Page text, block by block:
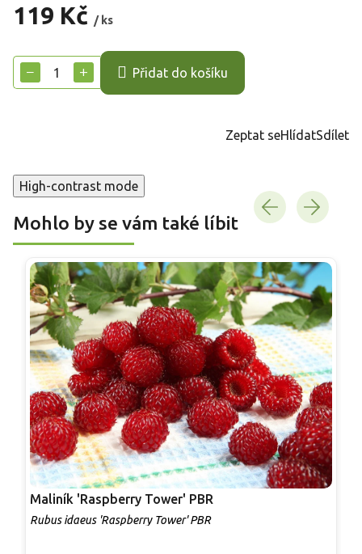
119 Kč / ks
cena:
+
− Přidat do košíku
Zeptat seHlídatSdílet
High-contrast mode
Mohlo by se vám také líbit
Maliník 'Raspberry Tower' PBR
Rubus idaeus 'Raspberry Tower' PBR